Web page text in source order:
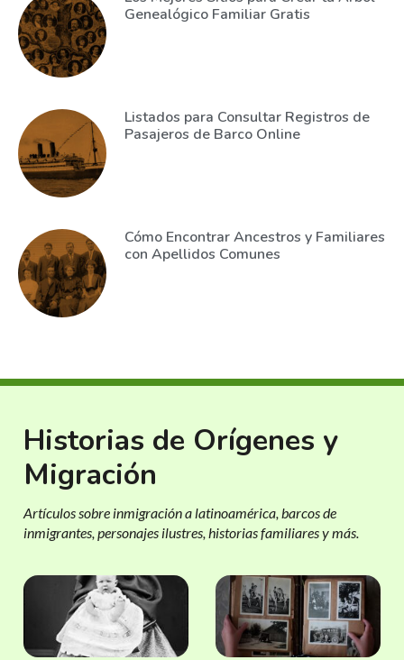
Genealógico Familiar Gratis
Listados para Consultar Registros de
Pasajeros de Barco Online
Cómo Encontrar Ancestros y Familiares
con Apellidos Comunes
Historias de Orígenes y
Migración
Artículos sobre inmigración a latinoamérica, barcos de
inmigrantes, personajes ilustres, historias familiares y más.